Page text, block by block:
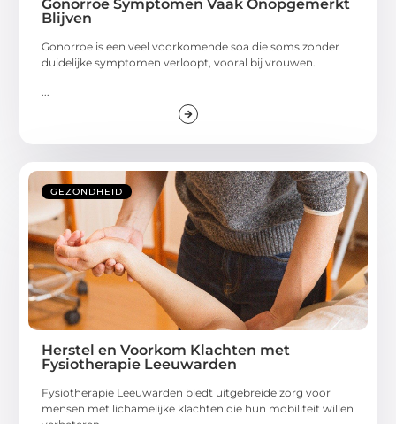
Gonorroe Symptomen Vaak Onopgemerkt
Blijven
Gonorroe is een veel voorkomende soa die soms zonder
duidelijke symptomen verloopt, vooral bij vrouwen.
GEZONDHEID
Herstel en Voorkom Klachten met
Fysiotherapie Leeuwarden
Fysiotherapie Leeuwarden biedt uitgebreide zorg voor
mensen met lichamelijke klachten die hun mobiliteit willen